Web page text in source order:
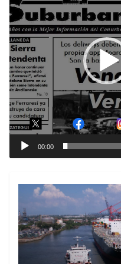
00:00